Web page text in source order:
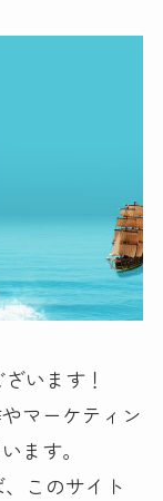
います！
マーケティン
ます。
このサイト